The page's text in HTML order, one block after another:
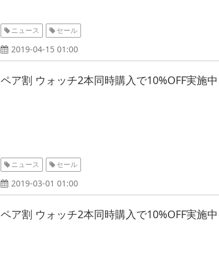
ニュース セール
2019-04-15 01:00
ペア割 ウォッチ2本同時購入で10%OFF実施中
ニュース セール
2019-03-01 01:00
ペア割 ウォッチ2本同時購入で10%OFF実施中